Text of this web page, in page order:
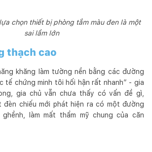
chọn thiết bị phòng tắm màu đen là một
sai lầm lớn
thạch cao
khăng làm tường nền bằng các đường
tế chứng minh tôi hối hận rất nhanh” - gia
gia chủ vẫn chưa thấy có vấn đề gì,
đèn chiếu mới phát hiện ra có một đường
làm mất thẩm mỹ chung của căn